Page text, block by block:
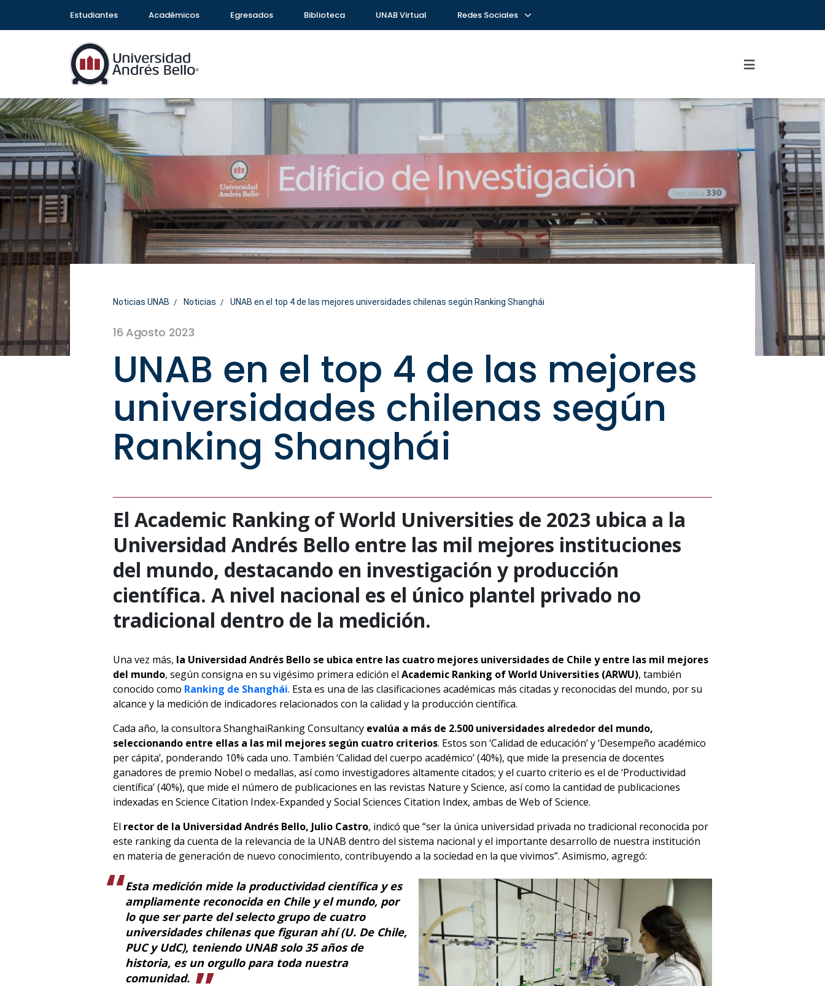
Estudiantes Académicos Egresados Biblioteca UNAB Virtual Redes Sociales
Noticias UNAB Noticias UNAB en el top 4 de las mejores universidades chilenas según Ranking Shanghái
16 Agosto 2023
UNAB en el top 4 de las mejores
universidades chilenas según
Ranking Shanghái
El Academic Ranking of World Universities de 2023 ubica a la
Universidad Andrés Bello entre las mil mejores instituciones
del mundo, destacando en investigación y producción
científica. A nivel nacional es el único plantel privado no
tradicional dentro de la medición.
Una vez más, la Universidad Andrés Bello se ubica entre las cuatro mejores universidades de Chile y entre las mil mejores
del mundo, según consigna en su vigésimo primera edición el Academic Ranking of World Universities (ARWU), también
conocido como Ranking de Shanghái. Esta es una de las clasificaciones académicas más citadas y reconocidas del mundo, por su
alcance y la medición de indicadores relacionados con la calidad y la producción científica.
Cada año, la consultora ShanghaiRanking Consultancy evalúa a más de 2.500 universidades alrededor del mundo,
seleccionando entre ellas a las mil mejores según cuatro criterios. Estos son ‘Calidad de educación’ y ‘Desempeño académico
per cápita’, ponderando 10% cada uno. También ‘Calidad del cuerpo académico’ (40%), que mide la presencia de docentes
ganadores de premio Nobel o medallas, así como investigadores altamente citados; y el cuarto criterio es el de ‘Productividad
científica’ (40%), que mide el número de publicaciones en las revistas Nature y Science, así como la cantidad de publicaciones
indexadas en Science Citation Index-Expanded y Social Sciences Citation Index, ambas de Web of Science.
El rector de la Universidad Andrés Bello, Julio Castro, indicó que “ser la única universidad privada no tradicional reconocida por
este ranking da cuenta de la relevancia de la UNAB dentro del sistema nacional y el importante desarrollo de nuestra institución
en materia de generación de nuevo conocimiento, contribuyendo a la sociedad en la que vivimos”. Asimismo, agregó:
Esta medición mide la productividad científica y es
ampliamente reconocida en Chile y el mundo, por
lo que ser parte del selecto grupo de cuatro
universidades chilenas que figuran ahí (U. De Chile,
PUC y UdC), teniendo UNAB solo 35 años de
historia, es un orgullo para toda nuestra
comunidad.